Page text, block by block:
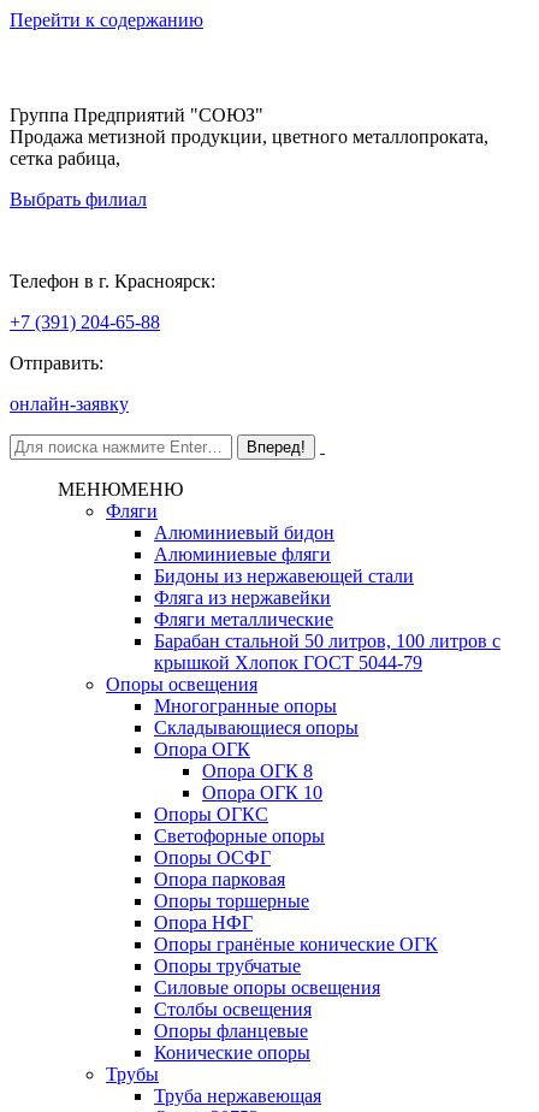
Перейти к содержанию
Группа Предприятий "СОЮЗ"
Продажа метизной продукции, цветного металлопроката,
сетка рабица,
Выбрать филиал
Телефон в г. Красноярск:
+7 (391) 204-65-88
Отправить:
онлайн-заявку
МЕНЮМЕНЮ
Фляги
Алюминиевый бидон
Алюминиевые фляги
Бидоны из нержавеющей стали
Фляга из нержавейки
Фляги металлические
Барабан стальной 50 литров, 100 литров с
крышкой Хлопок ГОСТ 5044-79
Опоры освещения
Многогранные опоры
Складывающиеся опоры
Опора ОГК
Опора ОГК 8
Опора ОГК 10
Опоры ОГКС
Светофорные опоры
Опоры ОСФГ
Опора парковая
Опоры торшерные
Опора НФГ
Опоры гранёные конические ОГК
Опоры трубчатые
Силовые опоры освещения
Столбы освещения
Опоры фланцевые
Конические опоры
Трубы
Труба нержавеющая